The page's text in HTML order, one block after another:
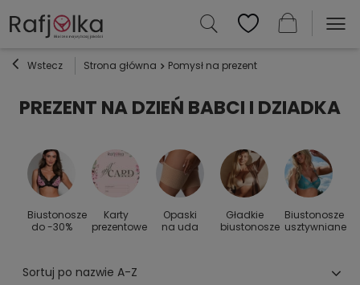
Wstecz Strona główna Pomysł na prezent
PREZENT NA DZIEŃ BABCI I DZIADKA
Biustonosze
do -30%
Karty
prezentowe
Opaski
na uda
Gładkie
biustonosze
Biustonosze
usztywniane
Sortuj po nazwie A-Z